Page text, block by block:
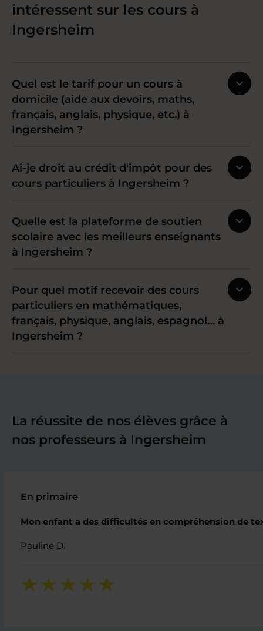
intéressent sur les cours à
Ingersheim
Quel est le tarif pour un cours à
domicile (aide aux devoirs, maths,
français, anglais, physique, etc.) à
Ingersheim ?
Ai-je droit au crédit d'impôt pour des
cours particuliers à Ingersheim ?
Quelle est la plateforme de soutien
scolaire avec les meilleurs enseignants
à Ingersheim ?
Pour quel motif recevoir des cours
particuliers en mathématiques,
français, physique, anglais, espagnol… à
Ingersheim ?
La réussite de nos élèves grâce à
nos professeurs à Ingersheim
En primaire
Mon enfant a des difficultés en compréhension de
Pauline D.